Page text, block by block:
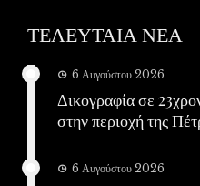
ΤΕΛΕΥΤΑΙΑ ΝΕΑ
6 Αυγούστου 2026
Δικογραφία σε
στην περιοχή της
6 Αυγούστου 2026